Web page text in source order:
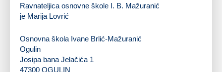
Ravnateljica osnovne škole I. B. Mažuranić
je Marija Lovrić
Osnovna škola Ivane Brlić-Mažuranić
Ogulin
Josipa bana Jelačića 1
47300 OGULIN